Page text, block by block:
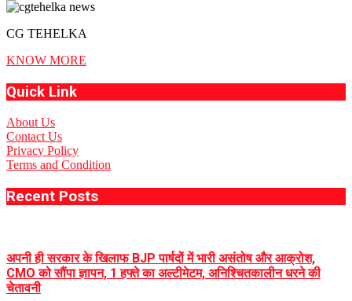
CG TEHELKA
KNOW MORE
Quick Link
About Us
Contact Us
Privacy Policy
Terms and Condition
Recent Posts
अपनी ही सरकार के खिलाफ BJP पार्षदों में भारी असंतोष और आक्रोश,
CMO को सौंपा ज्ञापन, 1 हफ्ते का अल्टीमेटम, अनिश्चितकालीन धरने की
चेतावनी